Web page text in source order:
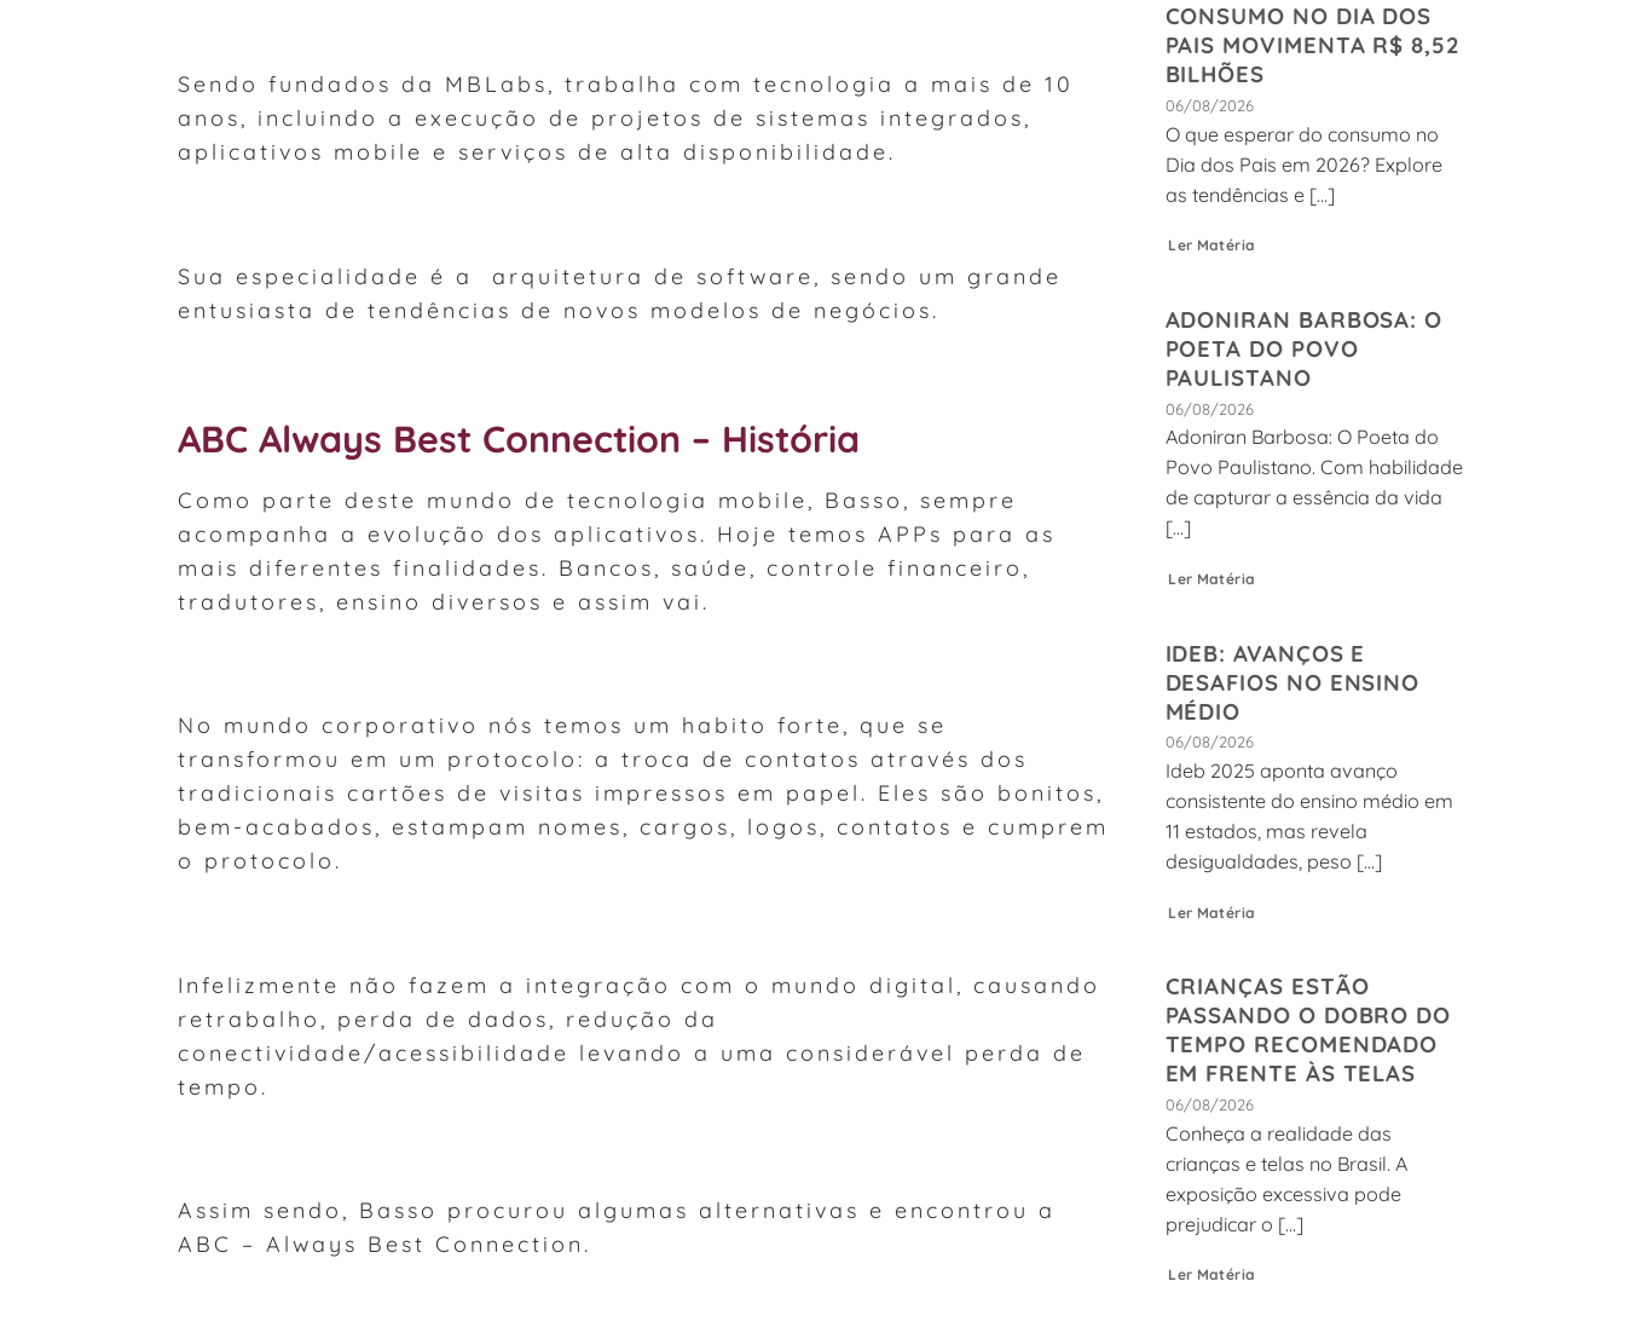
Sendo fundados da MBLabs, trabalha com tecnologia a mais de 10
anos, incluindo a execução de projetos de sistemas integrados,
aplicativos mobile e serviços de alta disponibilidade.
Sua especialidade é a arquitetura de software, sendo um grande
entusiasta de tendências de novos modelos de negócios.
ABC Always Best Connection – História
Como parte deste mundo de tecnologia mobile, Basso, sempre
acompanha a evolução dos aplicativos. Hoje temos APPs para as
mais diferentes finalidades. Bancos, saúde, controle financeiro,
tradutores, ensino diversos e assim vai.
No mundo corporativo nós temos um habito forte, que se
transformou em um protocolo: a troca de contatos através dos
tradicionais cartões de visitas impressos em papel. Eles são bonitos,
bem-acabados, estampam nomes, cargos, logos, contatos e cumprem
o protocolo.
Infelizmente não fazem a integração com o mundo digital, causando
retrabalho, perda de dados, redução da
conectividade/acessibilidade levando a uma considerável perda de
tempo.
Assim sendo, Basso procurou algumas alternativas e encontrou a
ABC – Always Best Connection.
CONSUMO NO DIA DOS
PAIS MOVIMENTA R$ 8,52
BILHÕES
06/08/2026
O que esperar do consumo no
Dia dos Pais em 2026? Explore
as tendências e [...]
Ler Matéria
ADONIRAN BARBOSA: O
POETA DO POVO
PAULISTANO
06/08/2026
Adoniran Barbosa: O Poeta do
Povo Paulistano. Com habilidade
de capturar a essência da vida
[...]
Ler Matéria
IDEB: AVANÇOS E
DESAFIOS NO ENSINO
MÉDIO
06/08/2026
Ideb 2025 aponta avanço
consistente do ensino médio em
11 estados, mas revela
desigualdades, peso [...]
Ler Matéria
CRIANÇAS ESTÃO
PASSANDO O DOBRO DO
TEMPO RECOMENDADO
EM FRENTE ÀS TELAS
06/08/2026
Conheça a realidade das
crianças e telas no Brasil. A
exposição excessiva pode
prejudicar o [...]
Ler Matéria